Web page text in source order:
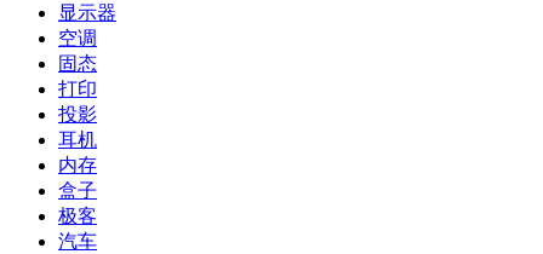
显示器
空调
固态
打印
投影
耳机
内存
盒子
极客
汽车